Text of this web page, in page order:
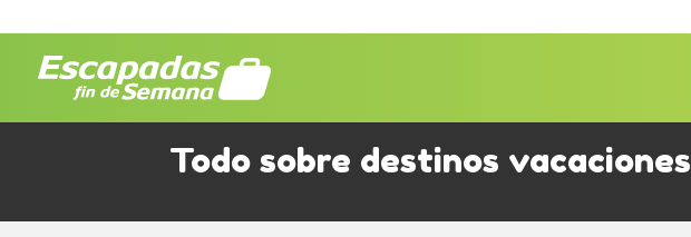
Todo sobre destinos vacaciones